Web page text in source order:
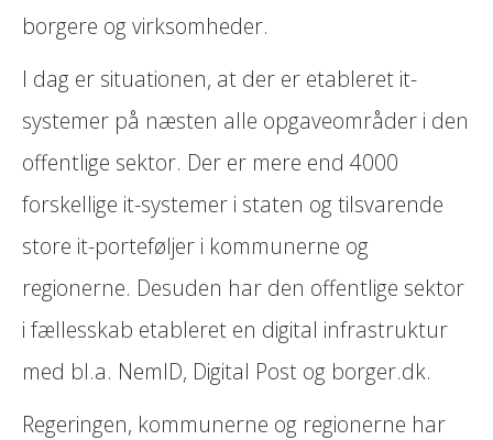
borgere og virksomheder.
I dag er situationen, at der er etableret it-
systemer på næsten alle opgaveområder i den
offentlige sektor. Der er mere end 4000
forskellige it-systemer i staten og tilsvarende
store it-porteføljer i kommunerne og
regionerne. Desuden har den offentlige sektor
i fællesskab etableret en digital infrastruktur
med bl.a. NemID, Digital Post og borger.dk.
Regeringen, kommunerne og regionerne har